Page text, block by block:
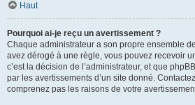
Haut
Pourquoi ai-je reçu un avertissement ?
Chaque administrateur a son propre ensemble
avez dérogé à une règle, vous pouvez recevoir
c’est la décision de l’administrateur, et que
par les avertissements d’un site donné.
comprenez pas les raisons de votre